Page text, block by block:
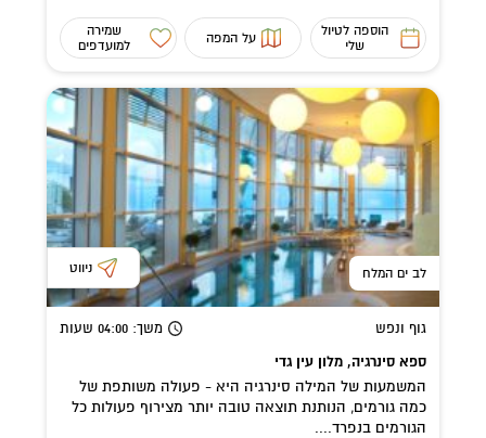
הוספה לטיול
שלי
על המפה
שמירה
למועדפים
לב ים המלח ניווט
גוף ונפש משך: 04:00 שעות
ספא סינרגיה, מלון עין גדי
המשמעות של המילה סינרגיה היא - פעולה משותפת של
כמה גורמים, הנותנת תוצאה טובה יותר מצירוף פעולות כל
הגורמים בנפרד....